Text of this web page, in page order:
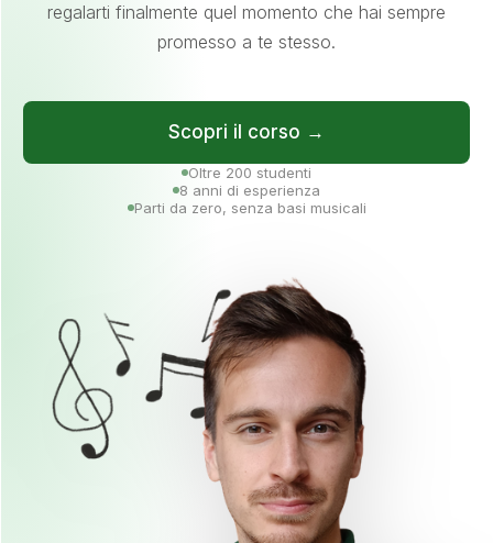
regalarti finalmente quel momento che hai sempre
promesso a te stesso.
Scopri il corso →
Oltre 200 studenti
8 anni di esperienza
Parti da zero, senza basi musicali